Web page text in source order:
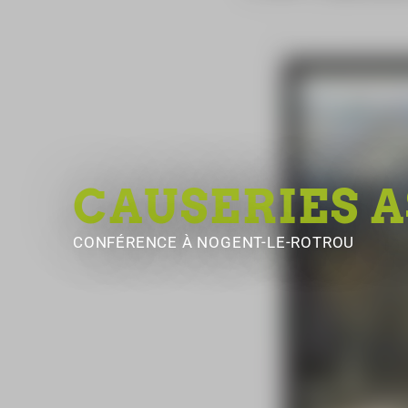
CAUSERIES
CONFÉRENCE À NOGENT-LE-ROTROU